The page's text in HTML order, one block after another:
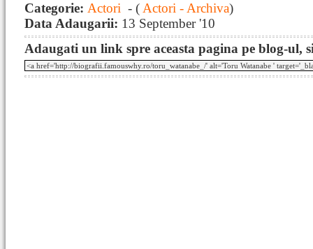
Categorie: Actori - ( Actori - Archiva)
Data Adaugarii: 13 September '10
Adaugati un link spre aceasta pagina pe blog-ul,